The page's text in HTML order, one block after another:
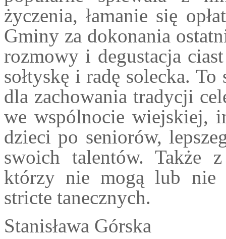
życzenia, łamanie się
Gminy za dokonania
rozmowy i degustacja
sołtyskę i radę solecka.
dla zachowania tradycji
we wspólnocie wiejskiej,
dzieci po seniorów,
swoich talentów. Także
którzy nie mogą lub nie
stricte tanecznych.
Stanisława Górska